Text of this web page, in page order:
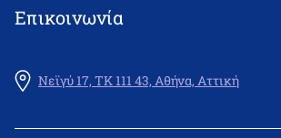
Επικοινωνία
Νεϊγύ 17, ΤΚ 111 43, Αθήνα, Αττική